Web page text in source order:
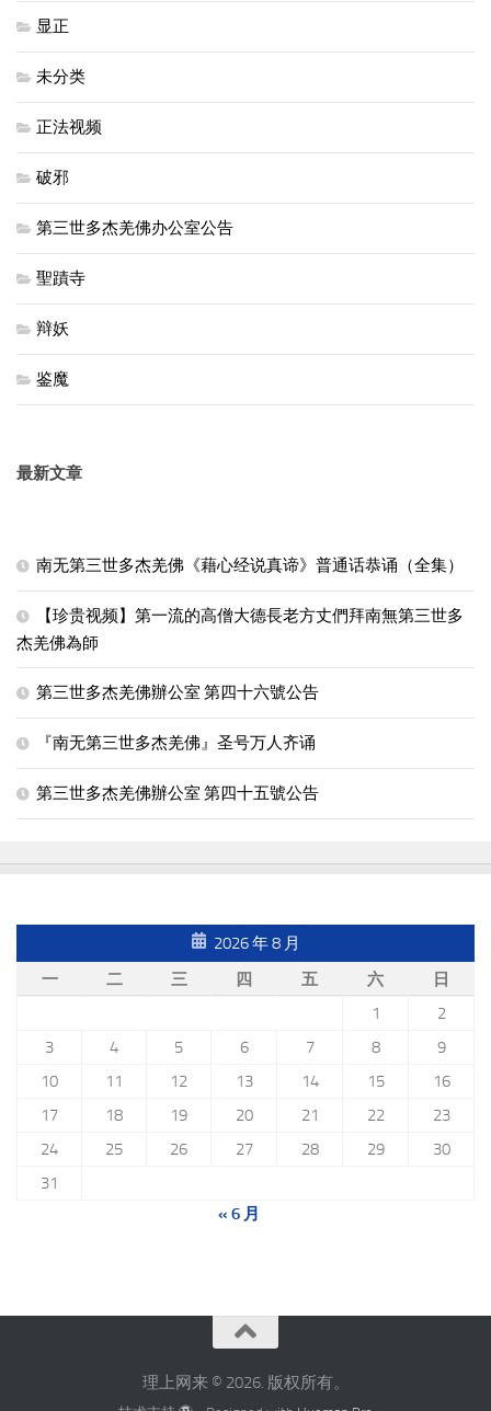
显正
未分类
正法视频
破邪
第三世多杰羌佛办公室公告
聖蹟寺
辩妖
鉴魔
最新文章
南无第三世多杰羌佛《藉心经说真谛》普通话恭诵（全集）
【珍贵视频】第一流的高僧大德長老方丈們拜南無第三世多
杰羌佛為師
第三世多杰羌佛辦公室 第四十六號公告
『南无第三世多杰羌佛』圣号万人齐诵
第三世多杰羌佛辦公室 第四十五號公告
2026 年 8 月
一
二 三 四 五 六
日
1
2
3
4 5 6 7 8
9
10
11 12 13 14 15
16
17
18 19 20 21 22
23
24
25 26 27 28 29
30
31
« 6 月
理上网来 © 2026. 版权所有。